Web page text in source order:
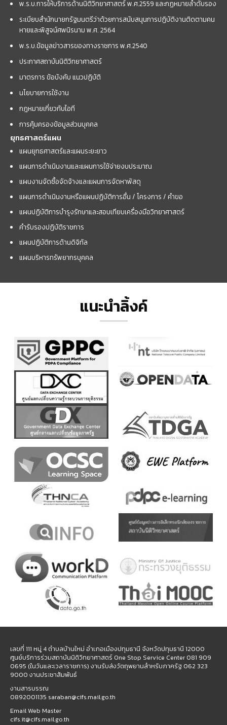
พ.ร.บ.การให้บริการด้านนิติวิทยาศาสตร์ พ.ศ.2559 และกฏหมายลำดับรอง
ระเบียบสำนักนายกรัฐมนตรีว่าด้วยการสนับสนุนการปฏิบัติงานติดตามคน
หายและพิสูจน์ศพนิรนาม พ.ศ. 2564
พ.ร.บ.ข้อมูลข่าวสารของทางราชการ พ.ศ.2540
ประกาศสถาบันนิติวิทยาศาสตร์
มาตรการ ข้อบังคับ แนวปฏิบัติ
นโยบายการใช้งาน
กฎหมายเกี่ยวกับไอที
การคุ้มครองข้อมูลส่วนบุคคล
ยุทธศาสตร์แผน
แผนยุทธศาสตร์และแผนระยะยาว
แผนการดำเนินงานและแผนการใช้จ่ายงบประมาณ
แผนงานจัดซื้อจัดจ้างและแผนการจัดหาพัสดุ
แผนการดำเนินงานหรือแผนปฏิบัติการอื่น / โครงการ / คำขอ
แผนปฏิบัติการบำรุงรักษาและสอบเทียบเครื่องมือวิทยาศาสตร์
คำรับรองปฏิบัติราชการ
แผนปฏิบัติการด้านดิจิทัล
แผนบริหารทรัพยากรบุคคล
แนะนำลิ้งค์
เลขที่ 111 หมู่ 4 ตำบลบ้านใหม่ อำเภอเมืองปทุมธานี จังหวัดปทุมธานี 12000
ศูนย์บริการร่วมสถาบันนิติวิทยาศาสตร์ One Stop Service Center 081 909
0695 (ในวันและเวลาราชการ) งานรับส่งวัตถุพยานสำหรับภาครัฐ 062 323
9000 งานประชาสัมพันธ์
งานสารบรรณ
0892001135 saraban@cifs.mail.go.th
Email Web Master
cifs.it@cifs.mail.go.th